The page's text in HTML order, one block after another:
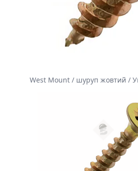
West Mount / шуруп жовтий /